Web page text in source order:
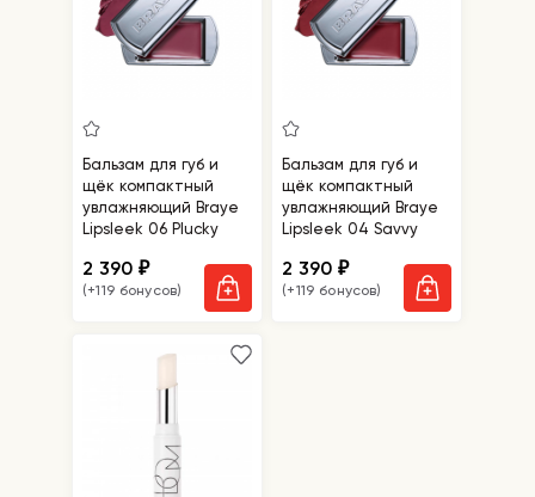
Бальзам для губ и
щёк компактный
увлажняющий Braye
Lipsleek 06 Plucky
2 390₽
(+119 бонусов)
Бальзам для губ и
щёк компактный
увлажняющий Braye
Lipsleek 04 Savvy
2 390₽
(+119 бонусов)